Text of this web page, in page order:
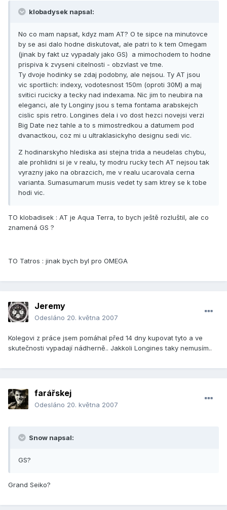
klobadysek napsal:
No co mam napsat, kdyz mam AT? O te sipce na minutovce
by se asi dalo hodne diskutovat, ale patri to k tem Omegam
(jinak by fakt uz vypadaly jako GS) a mimochodem to hodne
prispiva k zvyseni citelnosti - obzvlast ve tme.
Ty dvoje hodinky se zdaj podobny, ale nejsou. Ty AT jsou
vic sportlich: indexy, vodotesnost 150m (oproti 30M) a maj
svitici rucicky a tecky nad indexama. Nic jim to neubira na
eleganci, ale ty Longiny jsou s tema fontama arabskejch
cislic spis retro. Longines dela i vo dost hezci novejsi verzi
Big Date nez tahle a to s mimostredkou a datumem pod
dvanactkou, coz mi u ultraklasickyho designu sedi vic.
Z hodinarskyho hlediska asi stejna trida a neudelas chybu,
ale prohlidni si je v realu, ty modru rucky tech AT nejsou tak
vyrazny jako na obrazcich, me v realu ucarovala cerna
varianta. Sumasumarum musis vedet ty sam ktrey se k tobe
hodi vic.
TO klobadisek : AT je Aqua Terra, to bych ještě rozluštil, ale co
znamená GS ?
TO Tatros : jinak bych byl pro OMEGA
Jeremy
Odesláno 20. května 2007
Kolegovi z práce jsem pomáhal před 14 dny kupovat tyto a ve
skutečnosti vypadají nádherně.. Jakkoli Longines taky nemusím..
farářskej
Odesláno 20. května 2007
Snow napsal:
GS?
Grand Seiko?